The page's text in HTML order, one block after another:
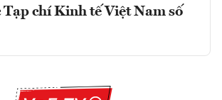
chí Kinh tế Việt Nam số